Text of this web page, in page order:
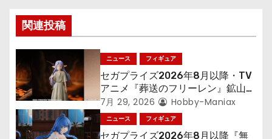
ー
シ
ョ
ン
関連投稿
ニュース フィギュア
セガプライズ2026年8月以降・TV
アニメ『葬送のフリーレン』鉱山で
300年働くことになっっちゃった
「フリーレン」を立体化！
7月 29, 2026 Hobby-Maniax
ニュース フィギュア
セガプライズ2026年8月以降『無